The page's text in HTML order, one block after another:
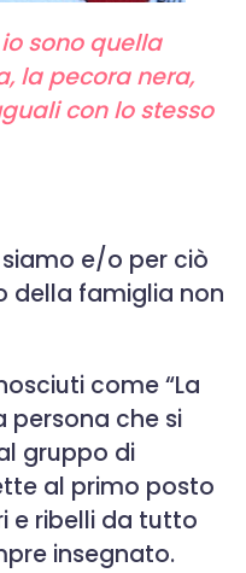
sono quella
la pecora nera,
con lo stesso
e/o per ciò
della famiglia non
come “La
persona che si
gruppo di
al primo posto
e ribelli da tutto
insegnato.